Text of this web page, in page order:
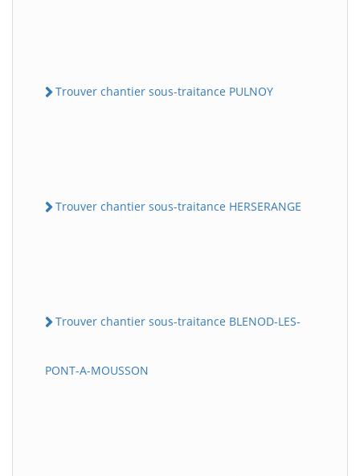
Trouver chantier sous-traitance PULNOY
Trouver chantier sous-traitance HERSERANGE
Trouver chantier sous-traitance BLENOD-LES-
PONT-A-MOUSSON